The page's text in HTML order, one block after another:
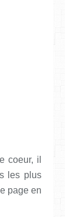
coeur, il
les plus
page en